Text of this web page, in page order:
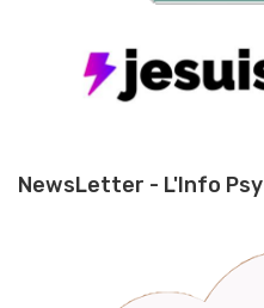
NewsLetter - L'Info Psy